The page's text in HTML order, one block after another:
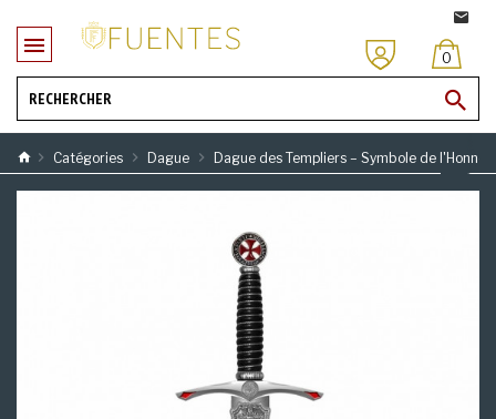
0
Catégories Dague Dague des Templiers – Symbole de